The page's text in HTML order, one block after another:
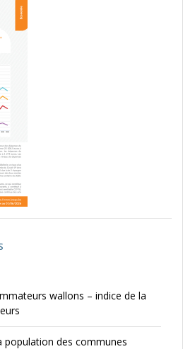
wallons – indice de la
population des communes